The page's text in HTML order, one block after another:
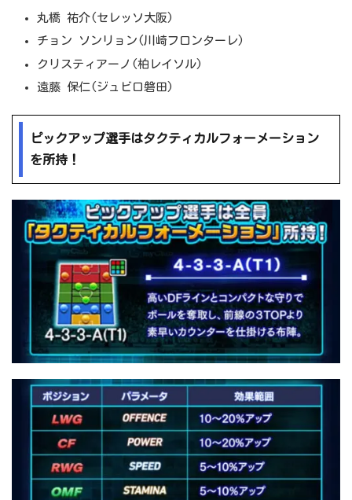
丸橋 祐介(セレッソ大阪)
チョン ソンリョン(川崎フロンターレ)
クリスティアーノ(柏レイソル)
遠藤 保仁(ジュビロ磐田)
ピックアップ選手はタクティカルフォーメーション
を所持！